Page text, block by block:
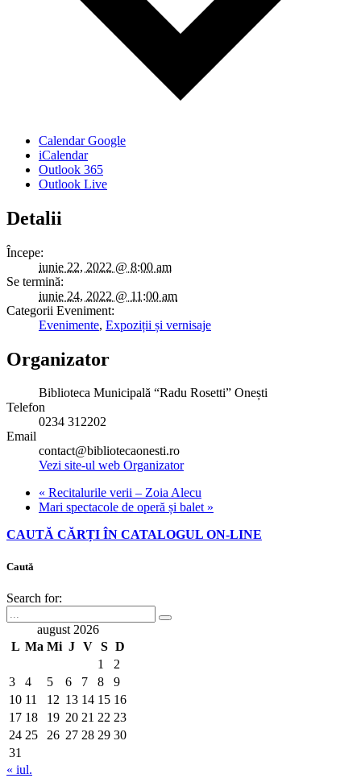
Calendar Google
iCalendar
Outlook 365
Outlook Live
Detalii
Începe:
iunie 22, 2022 @ 8:00 am
Se termină:
iunie 24, 2022 @ 11:00 am
Categorii Eveniment:
Evenimente, Expoziții și vernisaje
Organizator
Biblioteca Municipală “Radu Rosetti” Onești
Telefon
0234 312202
Email
contact@bibliotecaonesti.ro
Vezi site-ul web Organizator
« Recitalurile verii – Zoia Alecu
Mari spectacole de operă și balet »
CAUTĂ CĂRȚI ÎN CATALOGUL ON-LINE
Caută
Search for:
august 2026
L Ma Mi J V S D
1
2
3
4 5 6 7 8
9
10 11 12 13 14 15 16
17 18 19 20 21 22 23
24 25 26 27 28 29 30
31
« iul.